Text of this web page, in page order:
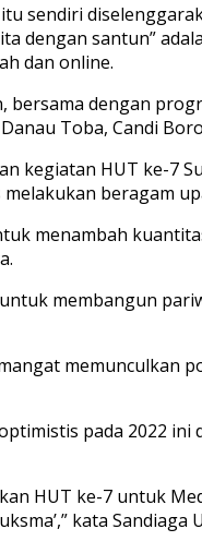
sendiri
dengan santun”
dan online.
dengan
Toba, Candi
kegiatan HUT ke-7
beragam
menambah
membangun
memunculkan
pada 2022
HUT ke-7 untuk
kata Sandiaga